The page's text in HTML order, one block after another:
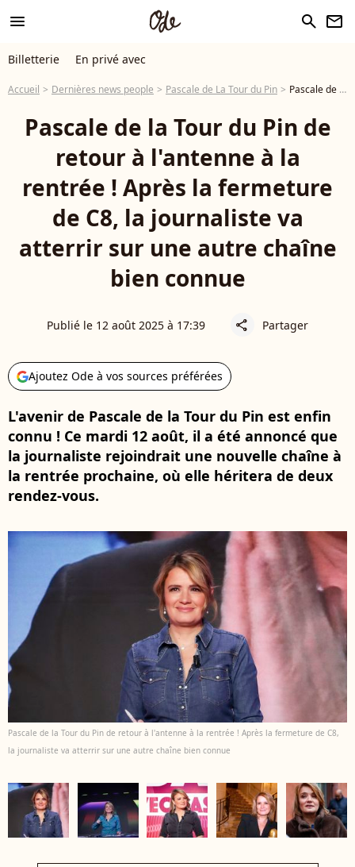
menu search newsletter
Billetterie En privé avec
Accueil Dernières news people Pascale de La Tour du Pin Pascale de la Tour du Pin de retour à l'antenne à la rentrée ! Après la fermeture de C8, la journaliste va atterrir sur une autre chaîne bien connue
Pascale de la Tour du Pin de
retour à l'antenne à la
rentrée ! Après la fermeture
de C8, la journaliste va
atterrir sur une autre chaîne
bien connue
Publié le 12 août 2025 à 17:39 share Partager
Ajoutez Ode à vos sources préférées
L'avenir de Pascale de la Tour du Pin est enfin
connu ! Ce mardi 12 août, il a été annoncé que
la journaliste rejoindrait une nouvelle chaîne à
la rentrée prochaine, où elle héritera de deux
rendez-vous.
Pascale de la Tour du Pin de retour à l'antenne à la rentrée ! Après la fermeture de C8,
la journaliste va atterrir sur une autre chaîne bien connue